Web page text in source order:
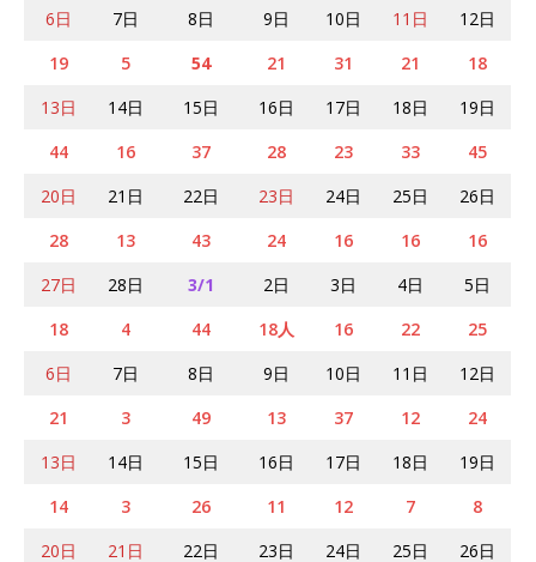
6日
7日 8日 9日 10日 11日
12日
19
5 54 21 31 21
18
13日
14日 15日 16日 17日 18日
19日
44
16 37 28 23 33
45
20日
21日 22日 23日 24日 25日
26日
28
13 43 24 16 16
16
27日
28日 3/1 2日 3日 4日
5日
18
4 44 18人 16 22
25
6日
7日 8日 9日 10日 11日
12日
21
3 49 13 37 12
24
13日
14日 15日 16日 17日 18日
19日
14
3 26 11 12 7
8
20日
21日 22日 23日 24日 25日 26日